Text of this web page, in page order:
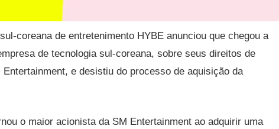
coreana de entretenimento HYBE anunciou que chegou a
de tecnologia sul-coreana, sobre seus direitos de
e desistiu do processo de aquisição da
o maior acionista da SM Entertainment ao adquirir uma